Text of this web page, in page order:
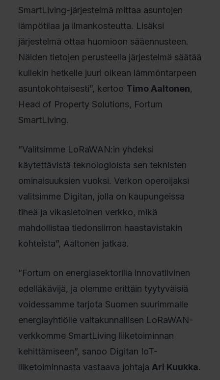
SmartLiving-järjestelmä mittaa asuntojen
lämpötilaa ja ilmankosteutta. Lisäksi
järjestelmä ottaa huomioon sääennusteen.
Näiden tietojen perusteella järjestelmä säätää
kullekin hetkelle juuri oikean lämmöntarpeen
asuntokohtaisesti”, kertoo Timo Aaltonen,
Head of Property Solutions, Fortum
SmartLiving.
”Valitsimme LoRaWAN:in yhdeksi
käytettävistä teknologioista sen teknisten
ominaisuuksien vuoksi. Verkon operoijaksi
valitsimme Digitan, jolla on kaupungeissa
tiheä ja vikasietoinen verkko, mikä
mahdollistaa tiedonsiirron haastavistakin
kohteista”, Aaltonen jatkaa.
”Fortum on energiasektorilla innovatiivinen
edelläkävijä, ja olemme erittäin tyytyväisiä
voidessamme tarjota Suomen suurimmalle
energiayhtiölle valtakunnallisen LoRaWAN-
verkkomme SmartLiving liiketoiminnan
kehittämiseen”, sanoo Digitan IoT-
liiketoiminnasta vastaava johtaja Ari Kuukka.